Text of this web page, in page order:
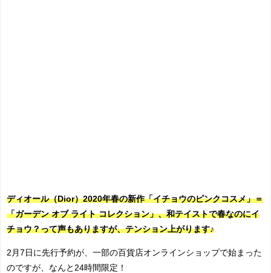
ディオール（Dior）2020年春の新作「イチョウのピンクコスメ」＝
「ガーデン オブ ライト コレクション」、和テイストで春なのにイ
チョウ？って声もありますが、テンション上がります♪
2月7日に先行予約が、一部の百貨店オンラインショップで始まった
のですが、なんと24時間限定！